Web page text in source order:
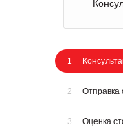
1
2 Отправка
3 Оценка